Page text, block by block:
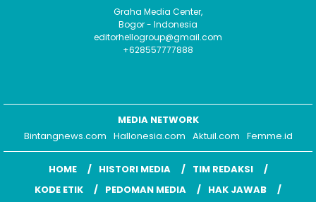
Graha Media Center,
Bogor - Indonesia
editorhellogroup@gmail.com
+628557777888
MEDIA NETWORK
Bintangnews.com Hallonesia.com Aktuil.com Femme.id
HOME HISTORI MEDIA
TIM REDAKSI
KODE ETIK
PEDOMAN MEDIA
HAK JAWAB